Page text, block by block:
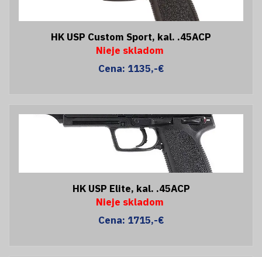
HK USP Custom Sport, kal. .45ACP
Nieje skladom
Cena: 1135,-€
HK USP Elite, kal. .45ACP
Nieje skladom
Cena: 1715,-€